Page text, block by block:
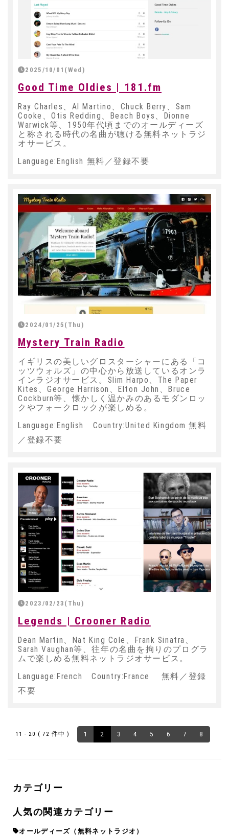
2025/10/01(Wed)
Good Time Oldies | 181.fm
Ray Charles、Al Martino、Chuck Berry、Sam
Cooke、Otis Redding、Beach Boys、Dionne
Warwick等、1950年代頃までのオールディーズ
と称される時代の名曲が聴ける無料ネットラジ
オサービス。
Language:English 無料／登録不要
2024/01/25(Thu)
Mystery Train Radio
イギリスの美しいグロスターシャーにある「コ
ッツウォルズ」の中心から放送しているオンラ
インラジオサービス。Slim Harpo、The Paper
Kites、George Harrison、Elton John、Bruce
Cockburn等、懐かしく温かみのあるモダンロッ
クやフォークロックが楽しめる。
Language:English Country:United Kingdom 無料
／登録不要
2023/02/23(Thu)
Legends | Crooner Radio
Dean Martin、Nat King Cole、Frank Sinatra、
Sarah Vaughan等、往年の名曲を拘りのプログラ
ムで楽しめる無料ネットラジオサービス。
Language:French Country:France 無料／登録
不要
11 - 20 ( 72 件中 ) 1 2 3 4 5 6 7 8
カテゴリー
人気の関連カテゴリー
オールディーズ（無料ネットラジオ）